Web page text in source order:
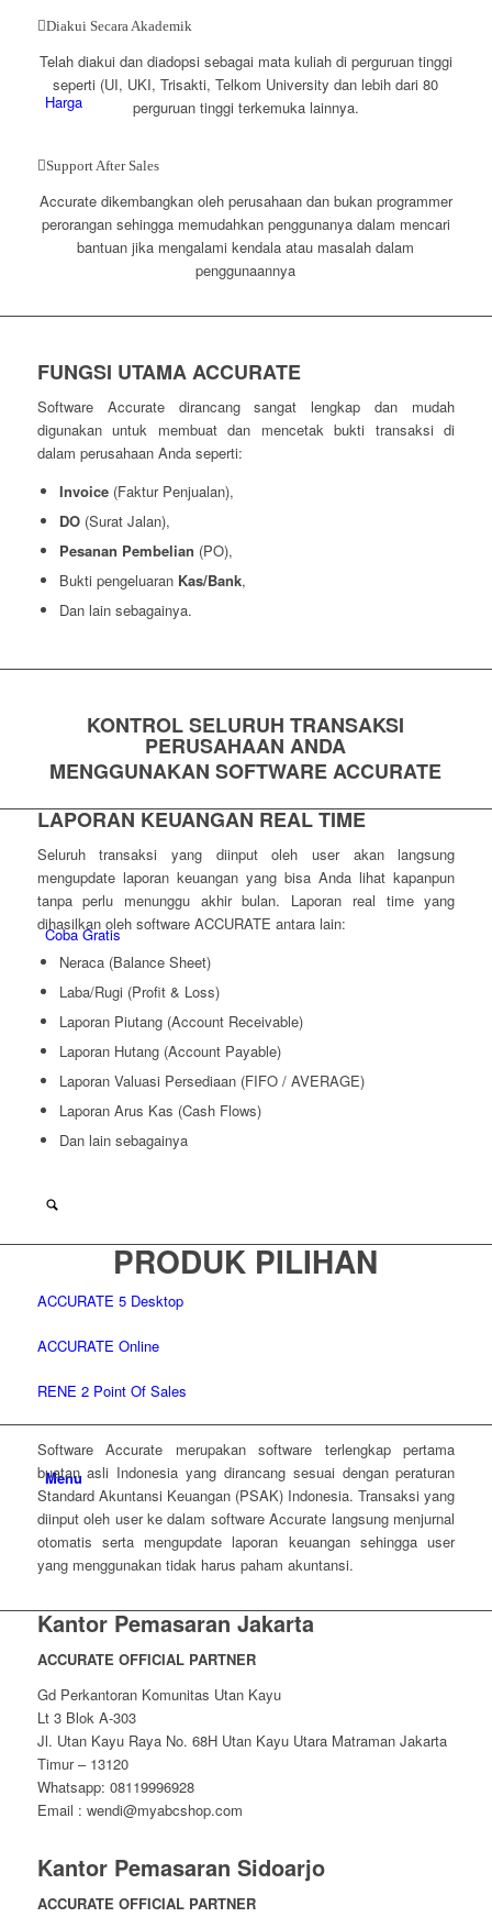
Harga
Coba Gratis
Menu
Diakui Secara Akademik
Telah diakui dan diadopsi sebagai mata kuliah di perguruan tinggi
seperti (UI, UKI, Trisakti, Telkom University dan lebih dari 80
perguruan tinggi terkemuka lainnya.
Support After Sales
Accurate dikembangkan oleh perusahaan dan bukan programmer
perorangan sehingga memudahkan penggunanya dalam mencari
bantuan jika mengalami kendala atau masalah dalam
penggunaannya
FUNGSI UTAMA ACCURATE
Software Accurate dirancang sangat lengkap dan mudah
digunakan untuk membuat dan mencetak bukti transaksi di
dalam perusahaan Anda seperti:
Invoice(Faktur Penjualan),
DO(Surat Jalan),
Pesanan Pembelian (PO),
Bukti pengeluaran Kas/Bank,
Dan lain sebagainya.
KONTROL SELURUH TRANSAKSI
PERUSAHAAN ANDA
MENGGUNAKAN SOFTWARE ACCURATE
LAPORAN KEUANGAN REAL TIME
Seluruh transaksi yang diinput oleh user akan langsung
mengupdate laporan keuangan yang bisa Anda lihat kapanpun
tanpa perlu menunggu akhir bulan. Laporan real time yang
dihasilkan oleh software ACCURATE antara lain:
Neraca (Balance Sheet)
Laba/Rugi (Profit & Loss)
Laporan Piutang (Account Receivable)
Laporan Hutang (Account Payable)
Laporan Valuasi Persediaan (FIFO / AVERAGE)
Laporan Arus Kas (Cash Flows)
Dan lain sebagainya
PRODUK PILIHAN
ACCURATE 5 Desktop
ACCURATE Online
RENE 2 Point Of Sales
Software Accurate merupakan software terlengkap pertama
buatan asli Indonesia yang dirancang sesuai dengan peraturan
Standard Akuntansi Keuangan (PSAK) Indonesia. Transaksi yang
diinput oleh user ke dalam software Accurate langsung menjurnal
otomatis serta mengupdate laporan keuangan sehingga user
yang menggunakan tidak harus paham akuntansi.
Kantor Pemasaran Jakarta
ACCURATE OFFICIAL PARTNER
Gd Perkantoran Komunitas Utan Kayu
Lt 3 Blok A-303
Jl. Utan Kayu Raya No. 68H Utan Kayu Utara Matraman Jakarta
Timur – 13120
Whatsapp: 08119996928
Email : wendi@myabcshop.com
Kantor Pemasaran Sidoarjo
ACCURATE OFFICIAL PARTNER